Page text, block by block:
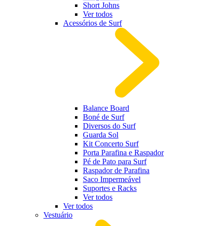
Short Johns
Ver todos
Acessórios de Surf
Balance Board
Boné de Surf
Diversos do Surf
Guarda Sol
Kit Concerto Surf
Porta Parafina e Raspador
Pé de Pato para Surf
Raspador de Parafina
Saco Impermeável
Suportes e Racks
Ver todos
Ver todos
Vestuário